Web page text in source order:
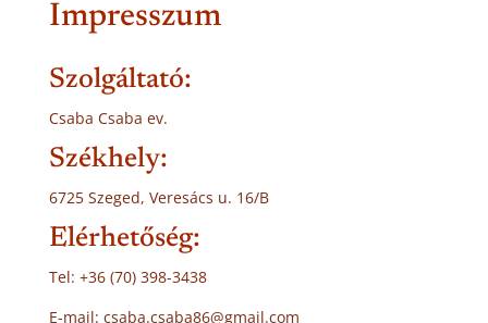
Impresszum
Szolgáltató:
Csaba Csaba ev.
Székhely:
6725 Szeged, Veresács u. 16/B
Elérhetőség:
Tel: +36 (70) 398-3438
E-mail: csaba.csaba86@gmail.com